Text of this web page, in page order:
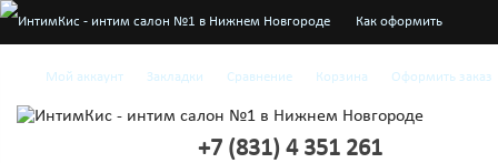
Как оформить
О нас
Доставка и оплата
Мой аккаунт Закладки Сравнение Корзина Оформить заказ
+7 (831) 4 351 261